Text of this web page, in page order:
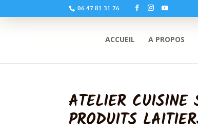
06 47 81 31 76
ACCUEIL A PROPOS
ATELIER CUISINE
PRODUITS